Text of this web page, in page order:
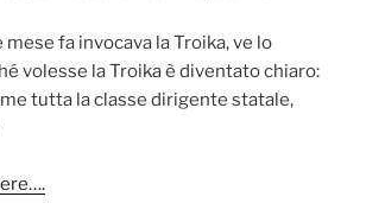
fa invocava la Troika, ve lo
volesse la Troika è diventato chiaro:
tutta la classe dirigente statale,